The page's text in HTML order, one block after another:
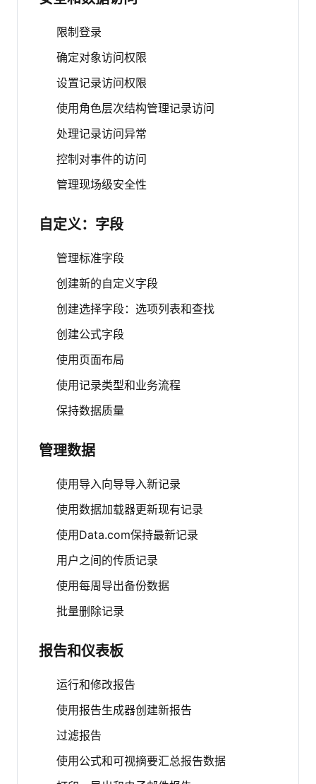
限制登录
确定对象访问权限
设置记录访问权限
使用角色层次结构管理记录访问
处理记录访问异常
控制对事件的访问
管理现场级安全性
自定义：字段
管理标准字段
创建新的自定义字段
创建选择字段：选项列表和查找
创建公式字段
使用页面布局
使用记录类型和业务流程
保持数据质量
管理数据
使用导入向导导入新记录
使用数据加载器更新现有记录
使用Data.com保持最新记录
用户之间的传质记录
使用每周导出备份数据
批量删除记录
报告和仪表板
运行和修改报告
使用报告生成器创建新报告
过滤报告
使用公式和可视摘要汇总报告数据